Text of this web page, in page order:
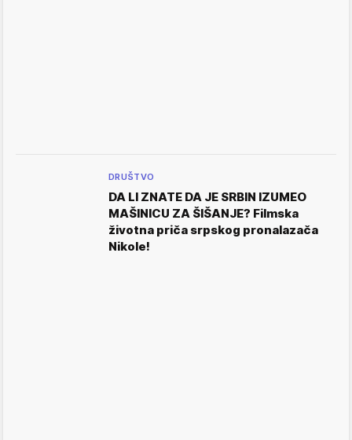
DRUŠTVO
DA LI ZNATE DA JE SRBIN IZUMEO
MAŠINICU ZA ŠIŠANJE? Filmska
životna priča srpskog pronalazača
Nikole!